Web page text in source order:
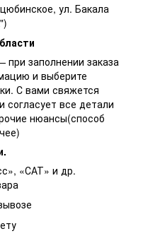
ул. Бакала
при заполнении заказа
и выберите
С вами свяжется
согласует все детали
нюансы(способ
«САТ» и др.